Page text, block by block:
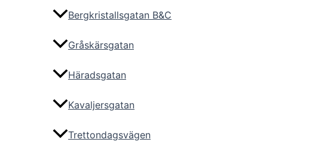
Bergkristallsgatan B&C
Gråskärsgatan
Häradsgatan
Kavaljersgatan
Trettondagsvägen